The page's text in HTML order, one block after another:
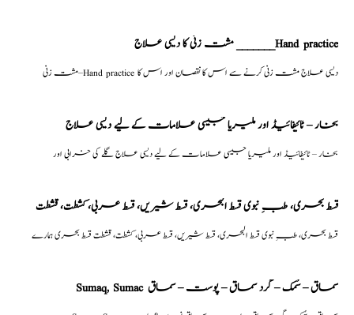
مشت زنی کا دیسی علاج _______Hand practice
مشت زنی–Hand practice دیسی علاج مشت زنی کرنے سے اس کا نقصان اور اس کا
بخار – ٹائیفائیڈ اور ملیریا جیسی علامات کے لیے دیسی علاج
بخار – ٹائیفائیڈ اور ملیریا جیسی علامات کے لیے دیسی علاج گلے کی خرابی اور
قسط بحری، طبِ نبوی قسط البحری، قسط شیریں، قسط عربی، كشطت، قشطت
قسط بحری، طبِ نبوی قسط البحری، قسط شیریں، قسط عربی، كشطت، قشطت قسط بحری ہمارے
Sumaq, Sumac سماق – سُمک – گرد سماق – پوست – سماق